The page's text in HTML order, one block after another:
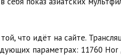
что идёт на сайте.
параметрах: 11760